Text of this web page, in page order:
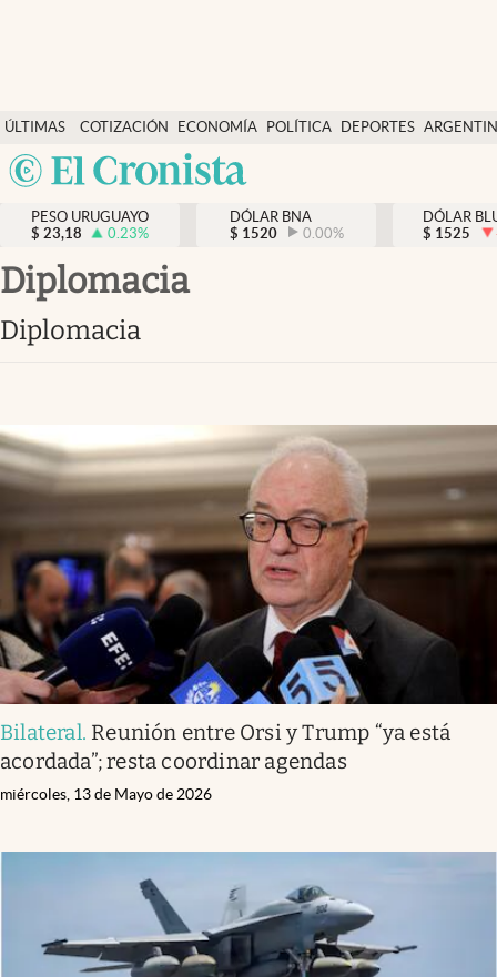
ÚLTIMAS
NOTICIAS
COTIZACIÓN
DÓLAR
ECONOMÍA POLÍTICA DEPORTES
México
Actualidad
Economía
Política
Uruguay
PESO URUGUAYO
$ 23,18 0.23%
DÓLAR BNA
$ 1520 0.00%
DÓLAR
$ 1525
diplomacia
diplomacia
Bilateral. Reunión entre Orsi y Trump “ya está
acordada”; resta coordinar agendas
miércoles, 13 de Mayo de 2026